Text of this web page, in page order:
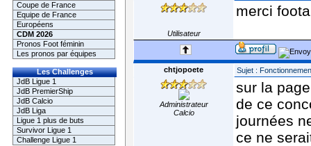
Coupe de France
Equipe de France
Européens
CDM 2026
Pronos Foot féminin
Les pronos par équipes
Les Challenges
JdB Ligue 1
JdB PremierShip
JdB Calcio
JdB Liga
Ligue 1 plus de buts
Survivor Ligue 1
Challenge Ligue 1
Utilisateur
merci
chtjopoete Sujet :
Administrateur
Calcio
sur la
de ce
journées
ce ne